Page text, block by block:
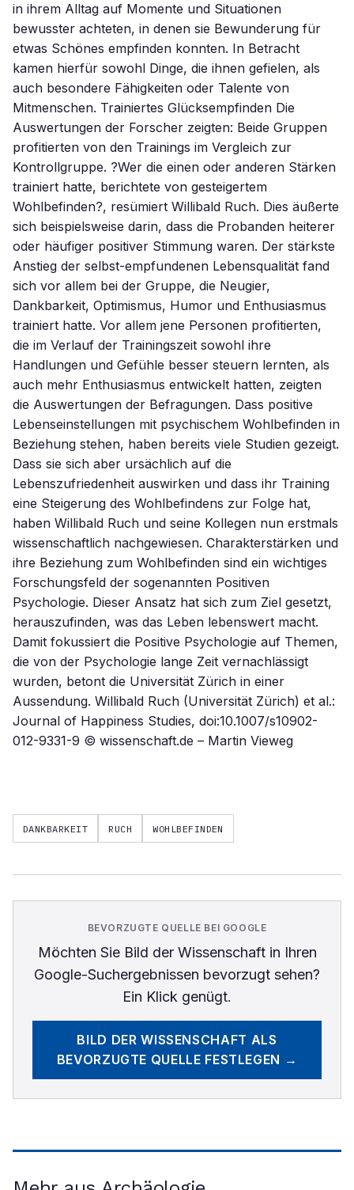
in ihrem Alltag auf Momente und Situationen
bewusster achteten, in denen sie Bewunderung für
etwas Schönes empfinden konnten. In Betracht
kamen hierfür sowohl Dinge, die ihnen gefielen, als
auch besondere Fähigkeiten oder Talente von
Mitmenschen. Trainiertes Glücksempfinden Die
Auswertungen der Forscher zeigten: Beide Gruppen
profitierten von den Trainings im Vergleich zur
Kontrollgruppe. ?Wer die einen oder anderen Stärken
trainiert hatte, berichtete von gesteigertem
Wohlbefinden?, resümiert Willibald Ruch. Dies äußerte
sich beispielsweise darin, dass die Probanden heiterer
oder häufiger positiver Stimmung waren. Der stärkste
Anstieg der selbst-empfundenen Lebensqualität fand
sich vor allem bei der Gruppe, die Neugier,
Dankbarkeit, Optimismus, Humor und Enthusiasmus
trainiert hatte. Vor allem jene Personen profitierten,
die im Verlauf der Trainingszeit sowohl ihre
Handlungen und Gefühle besser steuern lernten, als
auch mehr Enthusiasmus entwickelt hatten, zeigten
die Auswertungen der Befragungen. Dass positive
Lebenseinstellungen mit psychischem Wohlbefinden in
Beziehung stehen, haben bereits viele Studien gezeigt.
Dass sie sich aber ursächlich auf die
Lebenszufriedenheit auswirken und dass ihr Training
eine Steigerung des Wohlbefindens zur Folge hat,
haben Willibald Ruch und seine Kollegen nun erstmals
wissenschaftlich nachgewiesen. Charakterstärken und
ihre Beziehung zum Wohlbefinden sind ein wichtiges
Forschungsfeld der sogenannten Positiven
Psychologie. Dieser Ansatz hat sich zum Ziel gesetzt,
herauszufinden, was das Leben lebenswert macht.
Damit fokussiert die Positive Psychologie auf Themen,
die von der Psychologie lange Zeit vernachlässigt
wurden, betont die Universität Zürich in einer
Aussendung. Willibald Ruch (Universität Zürich) et al.:
Journal of Happiness Studies, doi:10.1007/s10902-
012-9331-9 © wissenschaft.de – Martin Vieweg
DANKBARKEIT RUCH WOHLBEFINDEN
BEVORZUGTE QUELLE BEI GOOGLE
Möchten Sie Bild der Wissenschaftin Ihren
Google-Suchergebnissen bevorzugt sehen?
Ein Klick genügt.
BILD DER WISSENSCHAFT ALS
BEVORZUGTE QUELLE FESTLEGEN →